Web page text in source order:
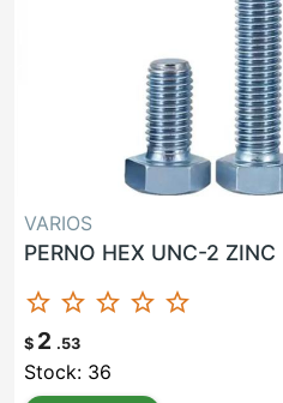
VARIOS
star_border star_border star_border star_border star_border
$ 2 .53
Stock: 36